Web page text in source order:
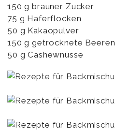
150 g brauner Zucker
75 g Haferflocken
50 g Kakaopulver
150 g getrocknete Beeren
50 g Cashewnüsse